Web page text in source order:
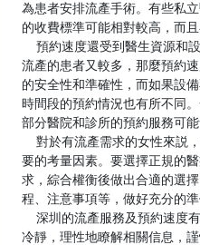
為患者安排流產手術。有些私
的收費標準可能相對較高，而
流產的患者又較多，那麼預約
的安全性和準確性，而如果設
時間段的預約情況也有所不同
部分醫院和診所的預約服務可
要的考量因素。要選擇正規的
求，綜合權衡後做出合適的選
程、注意事項等，做好充分的準
冷靜，理性地瞭解相關信息，